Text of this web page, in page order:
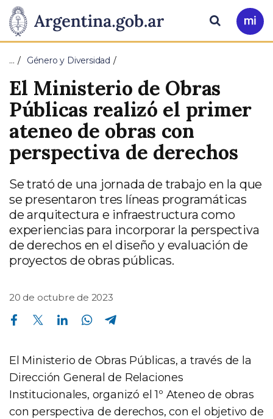
Presidencia
de
la
Nación
Pasar al contenido principal
Ir
a
Buscar
… Género y Diversidad
El Ministerio de Obras
Públicas realizó el primer
ateneo de obras con
perspectiva de derechos
Se trató de una jornada de trabajo en la que
se presentaron tres líneas programáticas
de arquitectura e infraestructura como
experiencias para incorporar la perspectiva
de derechos en el diseño y evaluación de
proyectos de obras públicas.
20 de octubre de 2023
Compartir en Facebook Compartir en Twitter Compartir en Linkedin Compartir en Whatsapp
El Ministerio de Obras Públicas, a través de la
Dirección General de Relaciones
Institucionales, organizó el 1º Ateneo de obras
con perspectiva de derechos, con el objetivo de